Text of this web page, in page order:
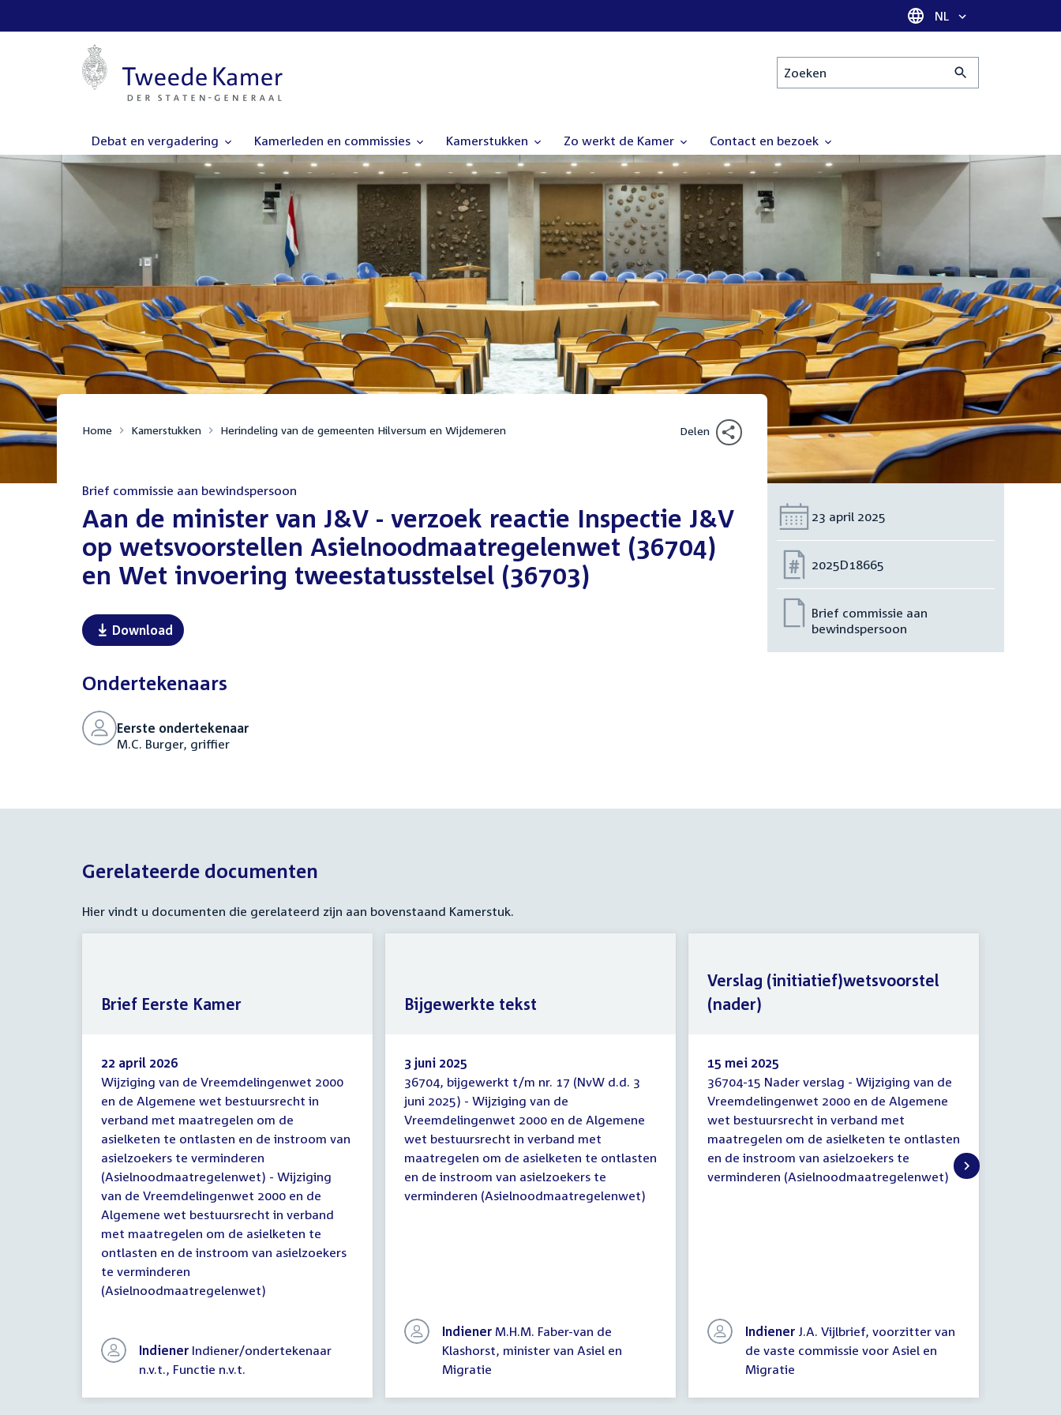
Taal selectie
NL
Zoeken
Debat en vergadering Kamerleden en commissies Kamerstukken Zo werkt de Kamer Contact en bezoek
Home Kamerstukken Herindeling van de gemeenten Hilversum en Wijdemeren Delen
Brief commissie aan bewindspersoon
Aan de minister van J&V - verzoek reactie Inspectie J&V
op wetsvoorstellen Asielnoodmaatregelenwet (36704)
en Wet invoering tweestatusstelsel (36703)
Download
Ondertekenaars
Eerste ondertekenaar
M.C. Burger, griffier
Datum:
23 april 2025
Nummer:
2025D18665
Brief commissie aan
bewindspersoon
Gerelateerde documenten
Hier vindt u documenten die gerelateerd zijn aan bovenstaand Kamerstuk.
Brief
Eerste
Kamer
22 april 2026
Wijziging van de Vreemdelingenwet 2000
en de Algemene wet bestuursrecht in
verband met maatregelen om de
asielketen te ontlasten en de instroom van
asielzoekers te verminderen
(Asielnoodmaatregelenwet) - Wijziging
van de Vreemdelingenwet 2000 en de
Algemene wet bestuursrecht in verband
met maatregelen om de asielketen te
ontlasten en de instroom van asielzoekers
te verminderen
(Asielnoodmaatregelenwet)
Indiener Indiener/ondertekenaar
n.v.t., Functie n.v.t.
Brief Eerste Kamer
Bijgewerkte
tekst
3 juni 2025
36704, bijgewerkt t/m nr. 17 (NvW d.d. 3
juni 2025) - Wijziging van de
Vreemdelingenwet 2000 en de Algemene
wet bestuursrecht in verband met
maatregelen om de asielketen te ontlasten
en de instroom van asielzoekers te
verminderen (Asielnoodmaatregelenwet)
Indiener M.H.M. Faber-van de
Klashorst, minister van Asiel en
Migratie
Bijgewerkte tekst
Verslag
(initiatief)wetsvoorstel
(nader)
15 mei 2025
36704-15 Nader verslag - Wijziging van de
Vreemdelingenwet 2000 en de Algemene
wet bestuursrecht in verband met
maatregelen om de asielketen te ontlasten
en de instroom van asielzoekers te
verminderen (Asielnoodmaatregelenwet)
Indiener J.A. Vijlbrief, voorzitter van
de vaste commissie voor Asiel en
Migratie
Verslag (initiatief)wetsvoorstel
(nader)